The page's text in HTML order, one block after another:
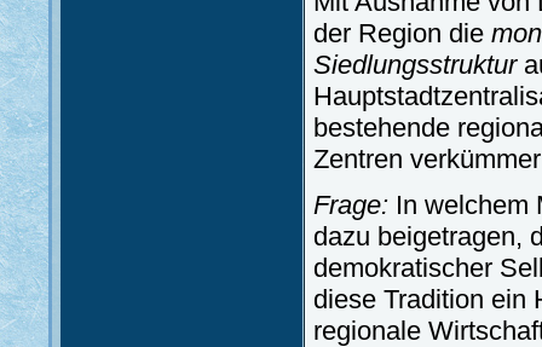
der Region die
Siedlungsstruktur
bestehende
Zentren
Frage: In welchem
dazu beigetragen,
demokratischer
diese Tradition ein
regionale